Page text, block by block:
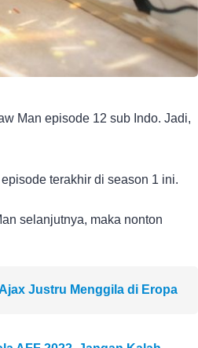
Man episode 12 sub Indo. Jadi,
terakhir di season 1 ini.
selanjutnya, maka nonton
Justru Menggila di Eropa